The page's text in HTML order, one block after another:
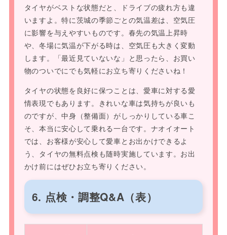
タイヤがベストな状態だと、ドライブの疲れ方も違
いますよ。特に茨城の季節ごとの気温差は、空気圧
に影響を与えやすいものです。春先の気温上昇時
や、冬場に気温が下がる時は、空気圧も大きく変動
します。「最近見ていないな」と思ったら、お買い
物のついでにでも気軽にお立ち寄りくださいね！
タイヤの状態を良好に保つことは、愛車に対する愛
情表現でもあります。きれいな車は気持ちが良いも
のですが、中身（整備面）がしっかりしている車こ
そ、本当に安心して乗れる一台です。ナオイオート
では、お客様が安心して愛車とお出かけできるよ
う、タイヤの無料点検も随時実施しています。お出
かけ前にはぜひお立ち寄りください。
6. 点検・調整Q&A（表）